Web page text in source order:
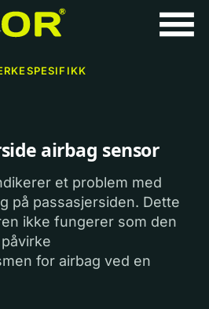
airbag sensor
et problem med
på passasjersiden. Dette
ikke fungerer som den
for airbag ved en